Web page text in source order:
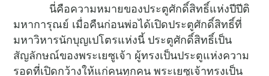
นี่คือความหมายของประตูศักดิ์สิทธิ์แห่งปีปีติ
มหาการุณย์ เมื่อคืนก่อนพ่อได้เปิดประตูศักดิ์สิทธิ์ที่
มหาวิหารนักบุญเปโตรแห่งนี้ ประตูศักดิ์สิทธิ์เป็น
สัญลักษณ์ของพระเยซูเจ้า ผู้ทรงเป็นประตูแห่งความ
รอดที่เปิดกว้างให้แก่คนทุกคน พระเยซูเจ้าทรงเป็น